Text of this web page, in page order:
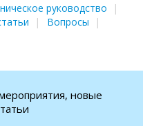
руководство
Вопросы
новые